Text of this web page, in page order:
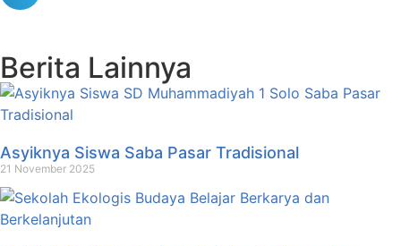
Berita Lainnya
Asyiknya Siswa Saba Pasar Tradisional
21 November 2025